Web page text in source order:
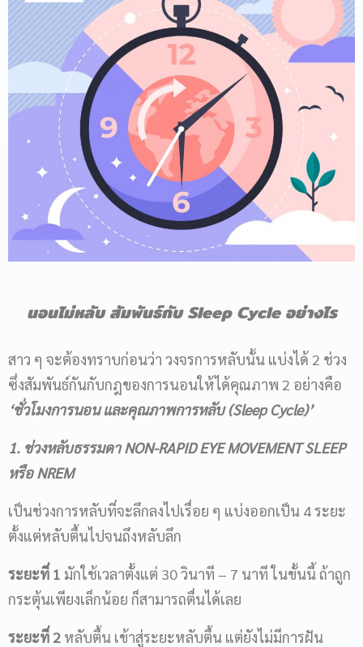
นอนไม่หลับสัมพันธ์กับSleep Cycle อย่างไร
สาว ๆ จะต้องทราบก่อนว่า วงจรการหลับนั้น แบ่งได้ 2 ช่วง
ซึ่งสัมพันธ์กันกับกฎของการนอนให้ได้คุณภาพ 2 อย่างคือ
‘ชั่วโมงการนอน และคุณภาพการหลับ (Sleep Cycle)’
1. ช่วงหลับธรรมดาNON-RAPID EYE MOVEMENT SLEEP
หรือ NREM
เป็นช่วงการหลับที่จะลึกลงไปเรื่อย ๆ แบ่งออกเป็น 4 ระยะ
ตั้งแต่หลับตื้นไปจนถึงหลับลึก
ระยะที่ 1 มักใช้เวลาตั้งแต่ 30 วินาที – 7 นาที ในขั้นนี้ ถ้าถูก
กระตุ้นเพียงเล็กน้อย ก็สามารถตื่นได้เลย
ระยะที่ 2 หลับตื้น เข้าสู่ระยะหลับตื้น แต่ยังไม่มีการฝัน